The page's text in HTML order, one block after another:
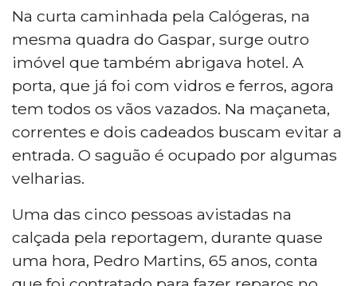
Na curta caminhada pela Calógeras, na
mesma quadra do Gaspar, surge outro
imóvel que também abrigava hotel. A
porta, que já foi com vidros e ferros, agora
tem todos os vãos vazados. Na maçaneta,
correntes e dois cadeados buscam evitar a
entrada. O saguão é ocupado por algumas
velharias.
Uma das cinco pessoas avistadas na
calçada pela reportagem, durante quase
uma hora, Pedro Martins, 65 anos, conta